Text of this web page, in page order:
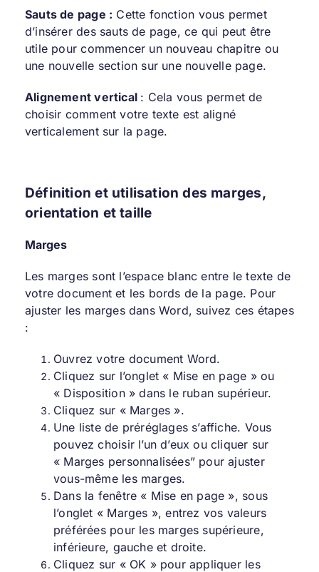
Sauts de page : Cette fonction vous permet
d’insérer des sauts de page, ce qui peut être
utile pour commencer un nouveau chapitre ou
une nouvelle section sur une nouvelle page.
Alignement vertical : Cela vous permet de
choisir comment votre texte est aligné
verticalement sur la page.
Définition et utilisation des marges,
orientation et taille
Marges
Les marges sont l’espace blanc entre le texte de
votre document et les bords de la page. Pour
ajuster les marges dans Word, suivez ces étapes
:
Ouvrez votre document Word.
Cliquez sur l’onglet « Mise en page » ou
« Disposition » dans le ruban supérieur.
Cliquez sur « Marges ».
Une liste de préréglages s’affiche. Vous
pouvez choisir l’un d’eux ou cliquer sur
« Marges personnalisées” pour ajuster
vous-même les marges.
Dans la fenêtre « Mise en page », sous
l’onglet « Marges », entrez vos valeurs
préférées pour les marges supérieure,
inférieure, gauche et droite.
Cliquez sur « OK » pour appliquer les